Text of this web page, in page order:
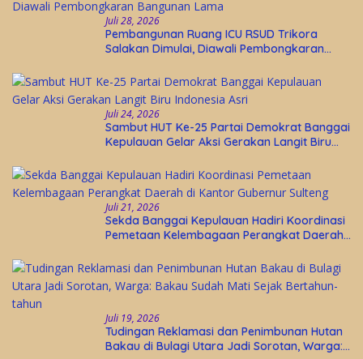
Juli 28, 2026
Pembangunan Ruang ICU RSUD Trikora
Salakan Dimulai, Diawali Pembongkaran
Juli 24, 2026
Sambut HUT Ke-25 Partai Demokrat Banggai
Kepulauan Gelar Aksi Gerakan Langit Biru
Juli 21, 2026
Sekda Banggai Kepulauan Hadiri Koordinasi
Pemetaan Kelembagaan Perangkat Daerah
Juli 19, 2026
Tudingan Reklamasi dan Penimbunan Hutan
Bakau di Bulagi Utara Jadi Sorotan, Warga: